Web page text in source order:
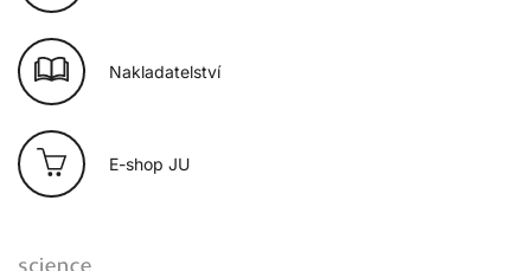
Nakladatelství
E-shop JU